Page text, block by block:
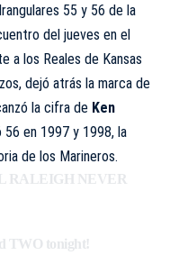
55 y 56 de la
del jueves en el
a los Reales de Kansas
dejó atrás la marca de
la cifra de Ken
56 en 1997 y 1998, la
de los Marineros.
RALEIGH NEVER
TWO tonight!